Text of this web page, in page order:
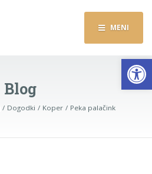
MENI
Blog
Dogodki Koper Peka palačink